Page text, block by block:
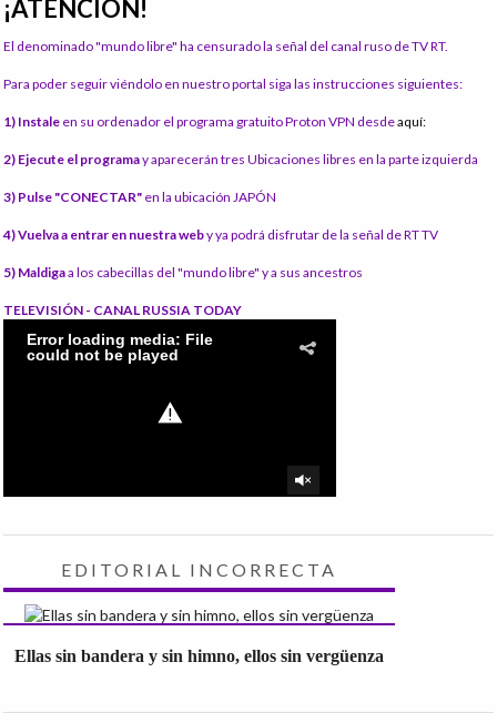
¡ATENCIÓN!
El denominado "mundo libre" ha censurado la señal del canal ruso de TV RT.
Para poder seguir viéndolo en nuestro portal siga las instrucciones siguientes:
1) Instale en su ordenador el programa gratuito Proton VPN desdeaquí:
2) Ejecute el programay aparecerán tres Ubicaciones libres en la parte izquierda
3) Pulse "CONECTAR" en la ubicación JAPÓN
4) Vuelva a entrar en nuestra weby ya podrá disfrutar de la señal de RT TV
5) Maldigaa los cabecillas del "mundo libre" y a sus ancestros
TELEVISIÓN - CANAL RUSSIA TODAY
EDITORIAL INCORRECTA
Ellas sin bandera y sin himno, ellos sin vergüenza